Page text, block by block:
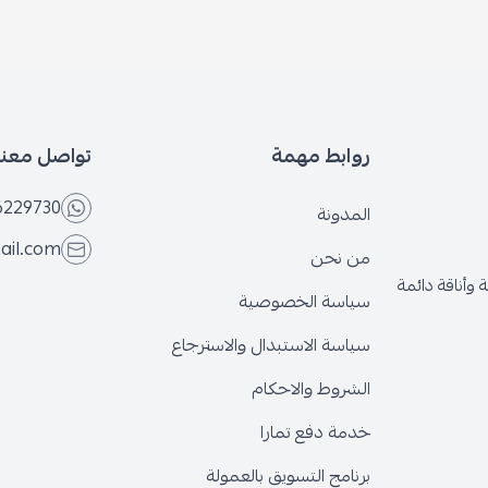
دائمة
روابط مهمة
المدونة
من نحن
سياسة الخصوصية
سياسة الاستبدال والاسترجاع
الشروط والاحكام
خدمة دفع تمارا
برنامج التسويق بالعمولة
تواصل